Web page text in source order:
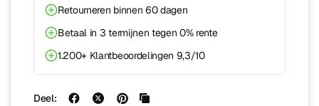
Retourneren binnen 60 dagen
Betaal in 3 termijnen tegen 0% rente
1.200+ Klantbeoordelingen 9,3/10
Deel: